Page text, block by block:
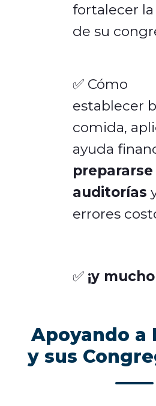
fortalecer
de su
✅ Cómo
establecer
comida,
ayuda
prepararse
auditorías
errores
✅ ¡y
Apoyando a
y sus